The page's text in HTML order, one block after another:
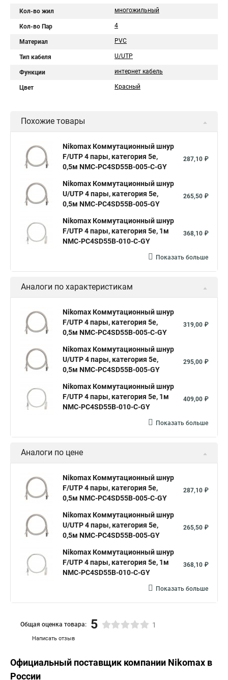
Кол-во жил многожильный
Кол-во Пар 4
Материал PVC
Тип кабеля U/UTP
Функции интернет кабель
Цвет Красный
Похожие товары
Nikomax Коммутационный шнур
F/UTP 4 пары, категория 5е,
0,5м NMC-PC4SD55B-005-C-GY
287,10 ₽
Nikomax Коммутационный шнур
U/UTP 4 пары, категория 5е,
0,5м NMC-PC4SD55B-005-GY
265,50 ₽
Nikomax Коммутационный шнур
F/UTP 4 пары, категория 5е, 1м
NMC-PC4SD55B-010-C-GY
368,10 ₽
Показать больше
Аналоги по характеристикам
Nikomax Коммутационный шнур
F/UTP 4 пары, категория 5е,
0,5м NMC-PC4SD55B-005-C-GY
319,00 ₽
Nikomax Коммутационный шнур
U/UTP 4 пары, категория 5е,
0,5м NMC-PC4SD55B-005-GY
295,00 ₽
Nikomax Коммутационный шнур
F/UTP 4 пары, категория 5е, 1м
NMC-PC4SD55B-010-C-GY
409,00 ₽
Показать больше
Аналоги по цене
Nikomax Коммутационный шнур
F/UTP 4 пары, категория 5е,
0,5м NMC-PC4SD55B-005-C-GY
287,10 ₽
Nikomax Коммутационный шнур
U/UTP 4 пары, категория 5е,
0,5м NMC-PC4SD55B-005-GY
265,50 ₽
Nikomax Коммутационный шнур
F/UTP 4 пары, категория 5е, 1м
NMC-PC4SD55B-010-C-GY
368,10 ₽
Показать больше
Написать отзыв
Общая оценка товара: 5 1
Официальный поставщик компании Nikomax в
России